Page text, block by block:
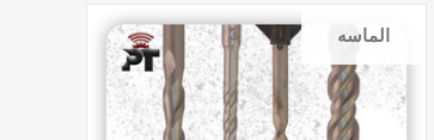
الماسه